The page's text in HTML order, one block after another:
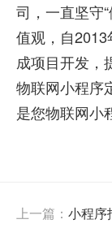
司，一直坚守
值观，自
成项目开发，
物联网小程序
是您物联网小
上一篇： 小程序